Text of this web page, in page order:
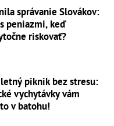
správanie Slovákov:
peniazmi, keď
riskovať?
piknik bez stresu:
vychytávky vám
v batohu!